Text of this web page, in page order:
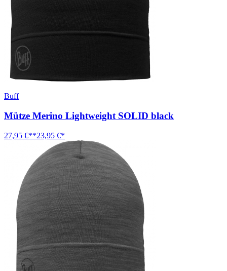
Buff
Mütze Merino Lightweight SOLID black
27,95 €**23,95 €*